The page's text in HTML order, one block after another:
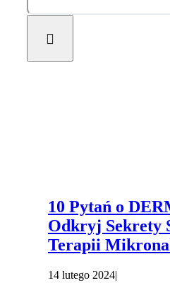
10 Pytań o
Odkryj Sekrety
Terapii
14 lutego 2024|